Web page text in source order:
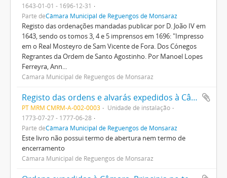
1643-01-01 - 1696-12-31
Parte deCâmara Municipal de Reguengos de Monsaraz
Registo das ordenações mandadas publicar por D. João IV em
1643, sendo os tomos 3, 4 e 5 imprensos em 1696: "Impresso
em o Real Mosteyro de Sam Vicente de Fora. Dos Cónegos
Regrantes da Ordem de Santo Agostinho. Por Manoel Lopes
Ferreyra, Ann...
Câmara Municipal de Reguengos de Monsaraz
Registo das ordens e alvarás expedidos à Câmara Municipal
PT MRM CMRM-A-002-0003
Unidade de instalação
1773-07-27 - 1777-06-28
Parte deCâmara Municipal de Reguengos de Monsaraz
Este livro não possui termo de abertura nem termo de
encerramento
Câmara Municipal de Reguengos de Monsaraz